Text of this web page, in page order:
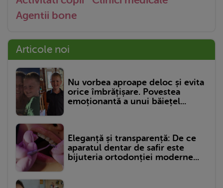
Agentii bone
Articole noi
Nu vorbea aproape deloc și evita
orice îmbrățișare. Povestea
emoționantă a unui băiețel...
Eleganță și transparență: De ce
aparatul dentar de safir este
bijuteria ortodonției moderne...